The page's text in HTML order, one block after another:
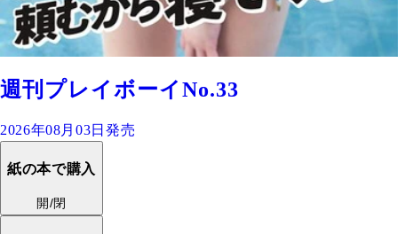
週刊プレイボーイNo.33
2026年08月03日発売
紙の本で購入
開/閉